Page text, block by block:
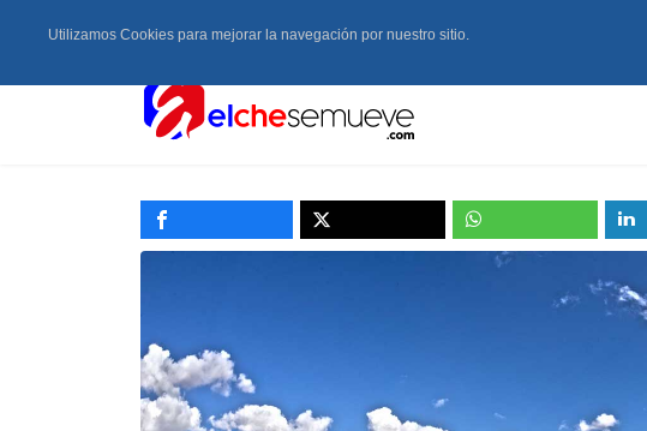
Utilizamos Cookies para mejorar la navegación por nuestro sitio.